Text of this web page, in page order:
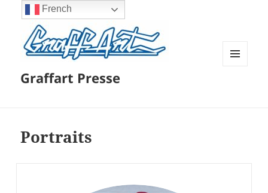
Graffart Presse
Portraits
French